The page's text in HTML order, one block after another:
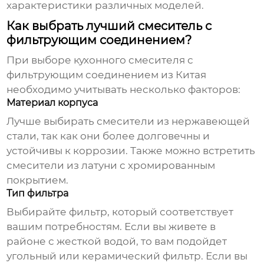
характеристики различных моделей.
Как выбрать лучший смеситель с
фильтрующим соединением?
При выборе кухонного смесителя с
фильтрующим соединением из Китая
необходимо учитывать несколько факторов:
Материал корпуса
Лучше выбирать смесители из нержавеющей
стали, так как они более долговечны и
устойчивы к коррозии. Также можно встретить
смесители из латуни с хромированным
покрытием.
Тип фильтра
Выбирайте фильтр, который соответствует
вашим потребностям. Если вы живете в
районе с жесткой водой, то вам подойдет
угольный или керамический фильтр. Если вы